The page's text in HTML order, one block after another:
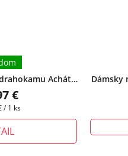
Achát
darčeková krabička
€
/ 1 ks
Dámsky
Sodalit s